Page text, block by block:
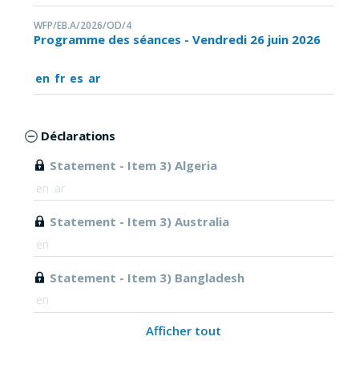
WFP/EB.A/2026/OD/4
Programme des séances - Vendredi 26 juin 2026
en fr es ar
Déclarations
Statement - Item 3) Algeria
en ar
Statement - Item 3) Australia
en
Statement - Item 3) Bangladesh
en
Afficher tout